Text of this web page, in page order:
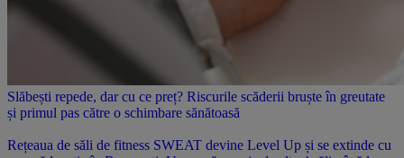
Slăbești repede, dar cu ce preț? Riscurile scăderii bruște în greutate
și primul pas către o schimbare sănătoasă
Rețeaua de săli de fitness SWEAT devine Level Up și se extinde cu